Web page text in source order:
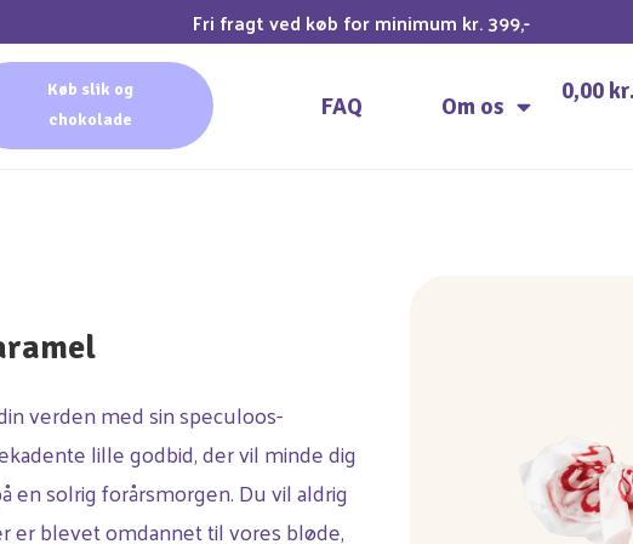
Fri fragt ved køb for minimum kr. 399,-
Køb slik og
chokolade
FAQ Om os
0,00
verden med sin speculoos-
lille godbid, der vil minde dig
solrig forårsmorgen. Du vil aldrig
er blevet omdannet til vores bløde,